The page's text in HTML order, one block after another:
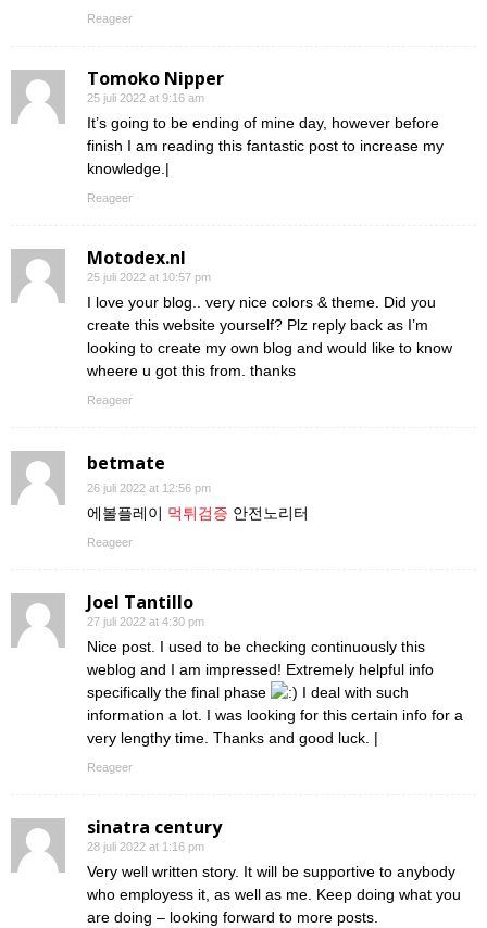
Reageer
Tomoko Nipper
25 juli 2022 at 9:16 am
It’s going to be ending of mine day, however before
finish I am reading this fantastic post to increase my
knowledge.|
Reageer
Motodex.nl
25 juli 2022 at 10:57 pm
I love your blog.. very nice colors & theme. Did you
create this website yourself? Plz reply back as I’m
looking to create my own blog and would like to know
wheere u got this from. thanks
Reageer
betmate
26 juli 2022 at 12:56 pm
에볼플레이 먹튀검증 안전노리터
Reageer
Joel Tantillo
27 juli 2022 at 4:30 pm
Nice post. I used to be checking continuously this
weblog and I am impressed! Extremely helpful info
specifically the final phase
I deal with such
information a lot. I was looking for this certain info for a
very lengthy time. Thanks and good luck. |
Reageer
sinatra century
28 juli 2022 at 1:16 pm
Very well written story. It will be supportive to anybody
who employess it, as well as me. Keep doing what you
are doing – looking forward to more posts.